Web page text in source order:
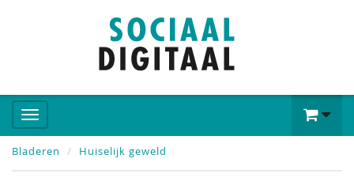
Bladeren Huiselijk geweld